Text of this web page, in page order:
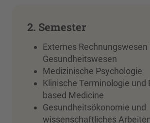
2. Semester
Externes Rechnungswesen
Gesundheitswesen
Medizinische Psychologie
Klinische Terminologie und
based Medicine
Gesundheitsökonomie und
wissenschaftliches